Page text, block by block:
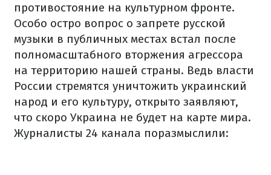
противостояние на культурном фронте.
Особо остро вопрос о запрете русской
музыки в публичных местах встал после
полномасштабного вторжения агрессора
на территорию нашей страны. Ведь власти
России стремятся уничтожить украинский
народ и его культуру, открыто заявляют,
что скоро Украина не будет на карте мира.
Журналисты 24 канала поразмыслили: